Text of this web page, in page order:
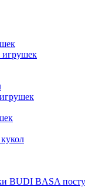
игрушек
BUDI BASA